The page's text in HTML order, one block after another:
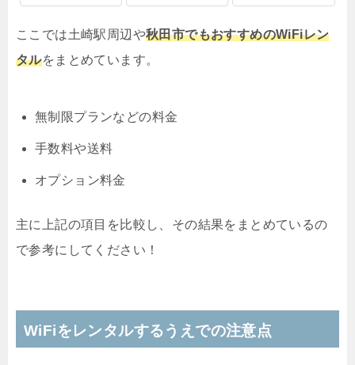
ここでは土崎駅周辺や秋田市でもおすすめのWiFiレン
タルをまとめています。
無制限プランなどの料金
手数料や送料
オプション料金
主に上記の項目を比較し、その結果をまとめているの
で参考にしてください！
WiFiをレンタルするうえでの注意点